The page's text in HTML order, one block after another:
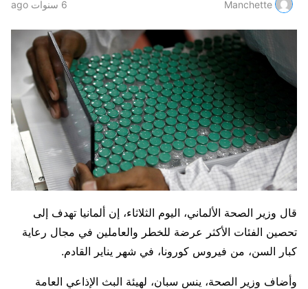
Manchette 6 سنوات ago
قال وزير الصحة الألماني، اليوم الثلاثاء، إن ألمانيا تهدف إلى
تحصين الفئات الأكثر عرضة للخطر والعاملين في مجال رعاية
كبار السن، من فيروس كورونا، في شهر يناير القادم.
وأضاف وزير الصحة، ينس سبان، لهيئة البث الإذاعي العامة